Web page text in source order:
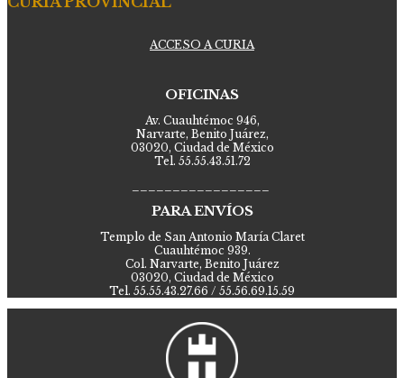
ACCESO A CURIA
OFICINAS
Av. Cuauhtémoc 946,
Narvarte, Benito Juárez,
03020, Ciudad de México
Tel. 55.55.43.51.72
PARA ENVÍOS
Templo de San Antonio María Claret
Cuauhtémoc 939.
Col. Narvarte, Benito Juárez
03020, Ciudad de México
Tel. 55.55.43.27.66 / 55.56.69.15.59